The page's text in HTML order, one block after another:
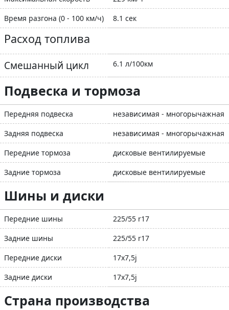
Время разгона (0 - 100 км/ч)
8.1 сек
Расход топлива
Смешанный цикл 6.1 л/100км
Подвеска и тормоза
Передняя подвеска
независимая - многорычажная
Задняя подвеска
независимая - многорычажная
Передние тормоза
дисковые вентилируемые
Задние тормоза
дисковые вентилируемые
Шины и диски
Передние шины
225/55 r17
Задние шины
225/55 r17
Передние диски
17x7,5j
Задние диски
17x7,5j
Страна производства